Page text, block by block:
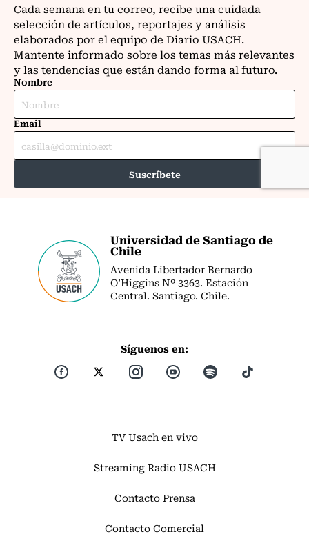
Universidad de Santiago de
Chile
Avenida Libertador Bernardo
O’Higgins Nº 3363. Estación
Central. Santiago. Chile.
Síguenos en:
TV Usach en vivo
Streaming Radio USACH
Contacto Prensa
Contacto Comercial